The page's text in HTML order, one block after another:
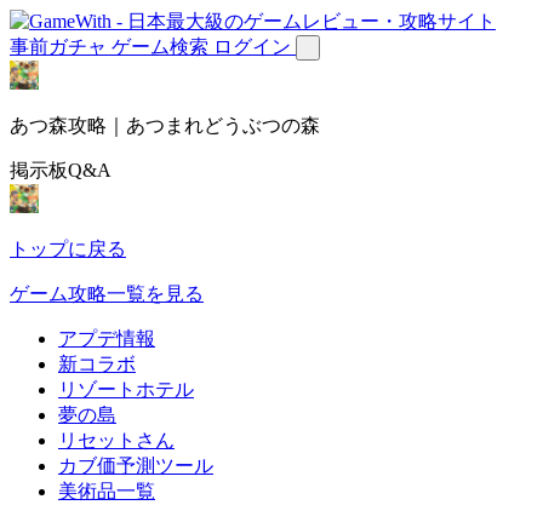
事前ガチャ ゲーム検索 ログイン
あつ森攻略｜あつまれどうぶつの森
掲示板Q&A
トップに戻る
ゲーム攻略一覧を見る
アプデ情報
新コラボ
リゾートホテル
夢の島
リセットさん
カブ価予測ツール
美術品一覧